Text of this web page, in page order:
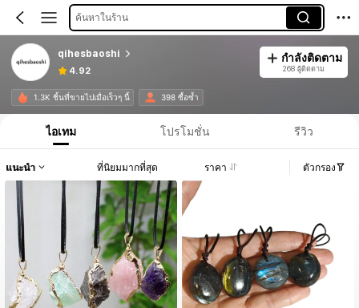
ค้นหาในร้าน
qihesbaoshi
4.92
กำลังติดตาม
268 ผู้ติดตาม
1.3K ชิ้นที่ขายไปเมื่อเร็วๆ นี้ 398 ซื้อซ้ำ
ไอเทม โปรโมชั่น รีวิว
แนะนำ ที่นิยมมากที่สุด ราคา ตัวกรอง